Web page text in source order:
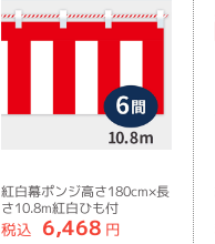
紅白幕ポンジ高さ180cm×長
さ10.8m紅白ひも付
税込 6,468 円